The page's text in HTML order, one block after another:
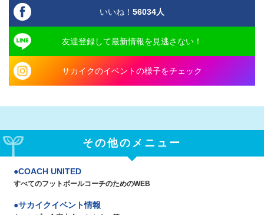
いいね！ 56034人
友達登録して最新情報を見逃さない！
サカイクのイベントの様子をチェック
その他のメニュー
COACH UNITED
すべてのフットボールコーチのためのWEB
サカイクイベント情報